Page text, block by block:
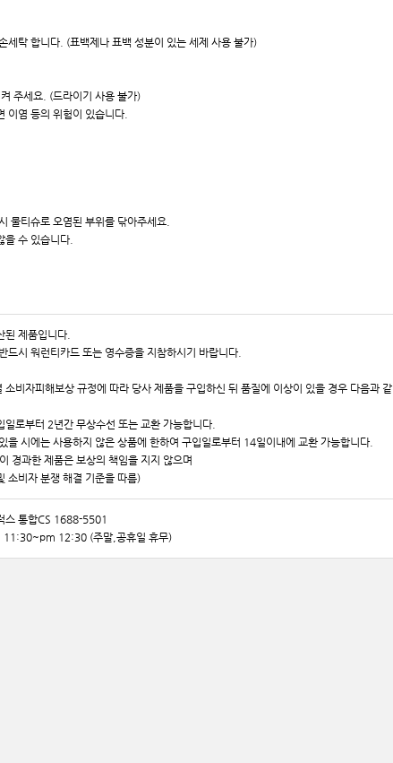
세탁 합니다. (표백제나 표백 성분이 있는 세제 사용 불가)
주세요. (드라이기 사용 불가)
이염 등의 위험이 있습니다.
물티슈로 오염된 부위를 닦아주세요.
수 있습니다.
제품입니다.
시 워런티카드 또는 영수증을 지참하시기 바랍니다.
비자피해보상 규정에 따라 당사 제품을 구입하신 뒤 품질에 이상이 있을 경우 다음과 같
로부터 2년간 무상수선 또는 교환 가능합니다.
시에는 사용하지 않은 상품에 한하여 구입일로부터 14일이내에 교환 가능합니다.
경과한 제품은 보상의 책임을 지지 않으며
소비자 분쟁 해결 기준을 따름)
스 통합CS 1688-5501
12:30 (주말,공휴일 휴무)